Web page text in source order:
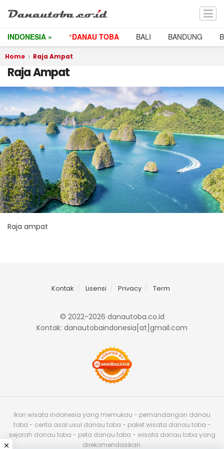
INDONESIA » °DANAU TOBA BALI BANDUNG
Home Raja Ampat
Raja Ampat
Raja ampat
Kontak Lisensi Privacy Term
© 2022-2026 danautoba.co.id
Kontak: danautobaindonesia[at]gmail.com
Ikon wisata indonesia yang memukau - pemandangan danau
toba - cerita asal usul danau toba - paket wisata danau toba -
sejarah danau toba - peta danau toba - wisata danau toba yang
direkomendasikan.